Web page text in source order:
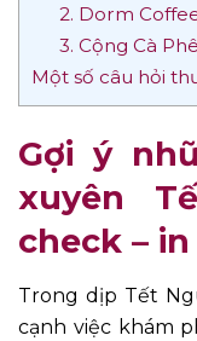
2. Dorm
3. Cộng Cà Phê
Một số câu hỏi
Gợi ý
xuyên
check –
Trong dịp Tết
cạnh việc khám